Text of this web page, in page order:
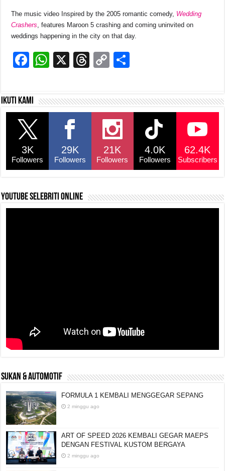
The music video Inspired by the 2005 romantic comedy, Wedding
Crashers , features Maroon 5 crashing and coming uninvited on
weddings happening in the city on that day.
F
c
e
b
o
o
k
W
s
p
X
T
a
C
y
Li
n
k
e
Ikuti kami
3K
Followers
29K
Followers
21K
Followers
4.0K
Followers
62.4K
Subscribers
YouTube selebriti online
SUKAN & AUTOMOTIF
FORMULA 1 KEMBALI MENGGEGAR SEPANG
2 minggu ago
ART OF SPEED 2026 KEMBALI GEGAR MAEPS
DENGAN FESTIVAL KUSTOM BERGAYA
2 minggu ago